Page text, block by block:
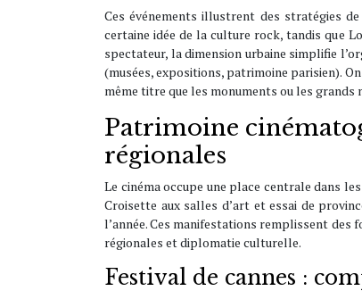
Ces événements illustrent des stratégies
certaine idée de la culture rock, tandis que
spectateur, la dimension urbaine simplifie
(musées, expositions, patrimoine parisien).
même titre que les monuments ou les grands
Patrimoine
régionales
Le cinéma occupe une place centrale dans
Croisette aux salles d’art et essai de
l’année. Ces manifestations remplissent
régionales et diplomatie culturelle.
Festival de cannes :